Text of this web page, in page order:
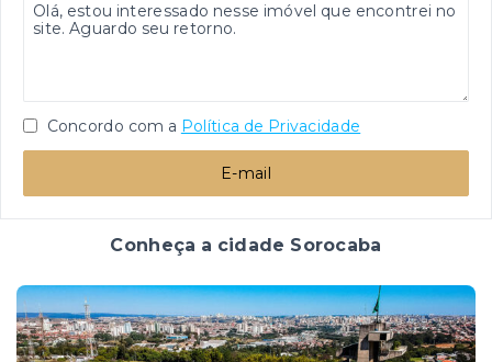
Concordo com a Política de Privacidade
E-mail
Conheça a cidade Sorocaba